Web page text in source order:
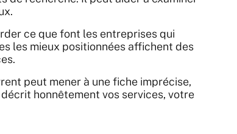
ce que font les entreprises qui
les mieux positionnées affichent des
peut mener à une fiche imprécise,
honnêtement vos services, votre